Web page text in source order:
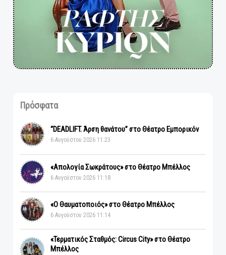
Πρόσφατα
“DEADLIFT. Άρση θανάτου” στο Θέατρο Εμπορικόν
6 Αυγούστου 2026 11:23
«Απολογία Σωκράτους» στο Θέατρο Μπέλλος
6 Αυγούστου 2026 11:18
«Ο Θαυματοποιός» στο Θέατρο Μπέλλος
6 Αυγούστου 2026 11:14
«Τερματικός Σταθμός: Circus City» στο Θέατρο
Μπέλλος